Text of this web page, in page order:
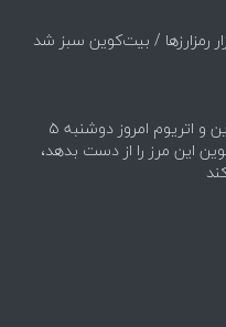
رمزارزها / بیت‌کوین سبز شد
قیمت تتر، بیت‌کوین و اتریوم امروز دوشنبه ۵
| بیت‌کوین این مرز را از دست بدهد،